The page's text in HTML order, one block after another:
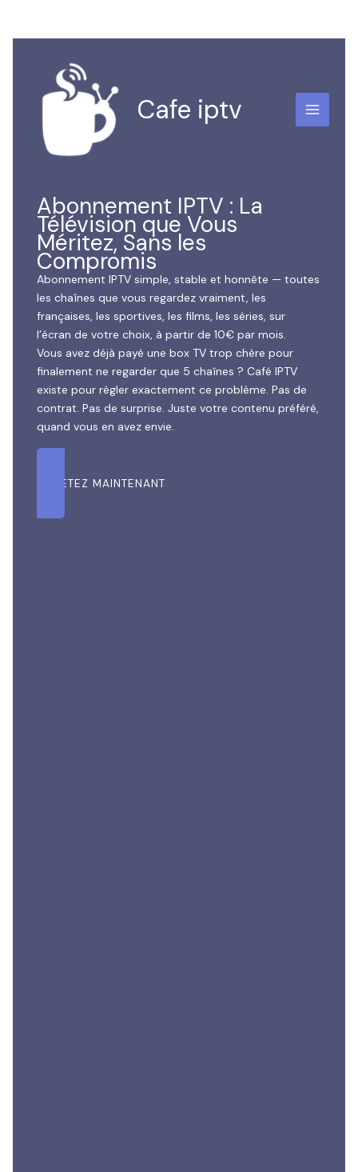
contenu
Cafe iptv
Abonnement IPTV : La
Télévision que Vous
Méritez, Sans les
Compromis
Abonnement IPTV simple, stable et honnête — toutes
les chaînes que vous regardez vraiment, les
françaises, les sportives, les films, les séries, sur
l’écran de votre choix, à partir de 10€ par mois.
Vous avez déjà payé une box TV trop chère pour
finalement ne regarder que 5 chaînes ? Café IPTV
existe pour régler exactement ce problème. Pas de
contrat. Pas de surprise. Juste votre contenu préféré,
quand vous en avez envie.
ACHETEZ MAINTENANT